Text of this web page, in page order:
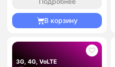
В корзину
3G, 4G, VoLTE